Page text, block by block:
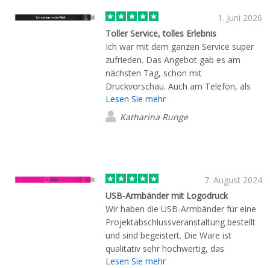
1. Juni 2026
Toller Service, tolles Erlebnis
Ich war mit dem ganzen Service super
zufrieden. Das Angebot gab es am
nächsten Tag, schon mit
Druckvorschau. Auch am Telefon, als
ich noch Fragen hatte, wurde mir gut
geholfen. Meine Wunschdruckvorschau
wurde mir auch sehr schnell
Waldbrunner.
Lesen Sie mehr
Katharina Runge
7. August 2024
USB-Armbänder mit Logodruck
Wir haben die USB-Armbänder für eine
Projektabschlussveranstaltung bestellt
und sind begeistert. Die Ware ist
qualitativ sehr hochwertig, das
Projektlogo sieht super aus und die
Lesen Sie mehr